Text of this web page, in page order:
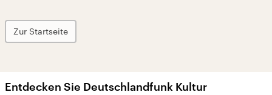
Zur Startseite
Entdecken Sie Deutschlandfunk Kultur